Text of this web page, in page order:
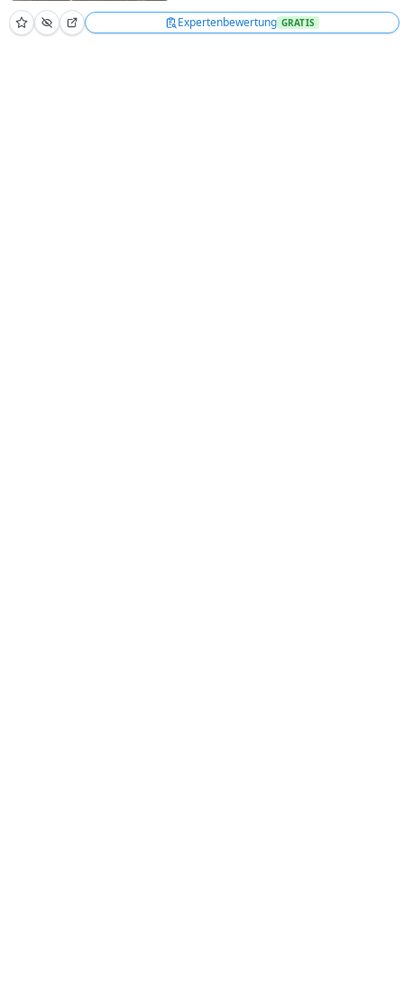
Expertenbewertung GRATIS